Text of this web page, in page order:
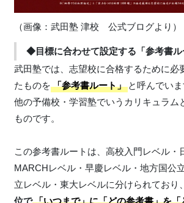
（画像：武田塾 津校 公式ブログより）
◆目標に合わせて設定する「参考書ル
武田塾では、志望校に合格するために必
たものを 「参考書ルート」と呼んでいま
他の予備校・学習塾でいうカリキュラム
ものです。
この参考書ルートは、高校入門レベル・
MARCHレベル・早慶レベル・地方国公
立レベル・東大レベルに分けられており、
位で「いつまで」に「どの参考書」を「